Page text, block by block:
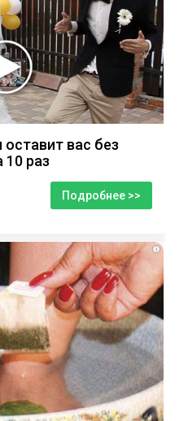
вас без
раз
Подробнее >>
i